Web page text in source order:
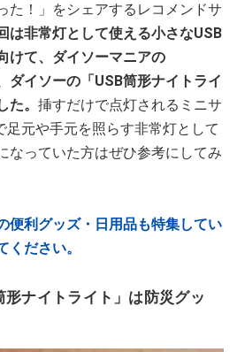
た！」をシェアするレコメンドサ
は非常灯として使える小さなUSB
けて、ダイソーマニアの
ダイソーの「USB筒形ナイトライ
た。 挿すだけで点灯されるミニサ
足元や手元を照らす非常灯として
なっていた方はぜひ参考にしてみ
便利グッズ・日用品も特集してい
ください。
形ナイトライト」は防災グッ